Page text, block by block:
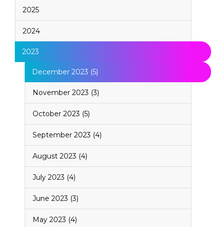
2025
2024
2023
December 2023 (5)
November 2023 (3)
October 2023 (5)
September 2023 (4)
August 2023 (4)
July 2023 (4)
June 2023 (3)
May 2023 (4)